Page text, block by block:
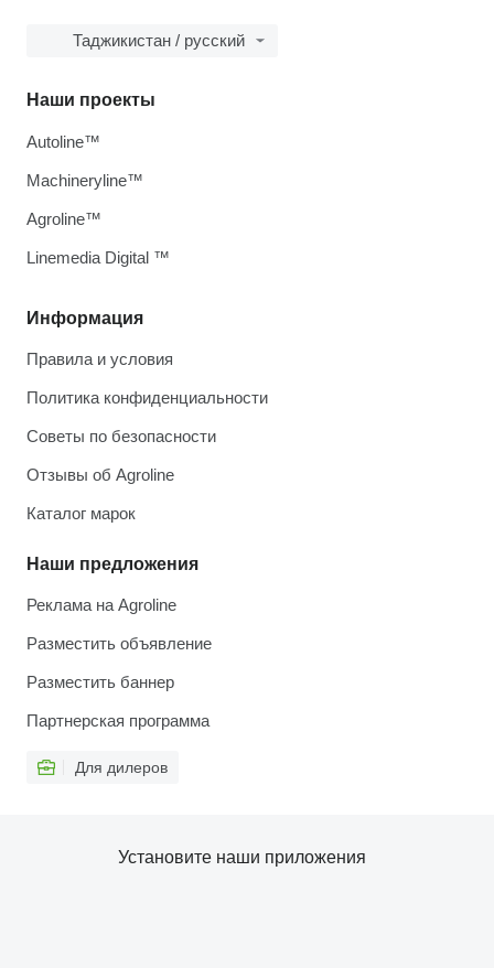
Таджикистан / русский
Информация
Правила и условия
Политика конфиденциальности
Советы по безопасности
Отзывы об Agroline
Каталог марок
Наши предложения
Реклама на Agroline
Разместить объявление
Разместить баннер
Партнерская программа
Для дилеров
Наши проекты
Autoline™
Machineryline™
Agroline™
Linemedia Digital ™
Установите наши приложения